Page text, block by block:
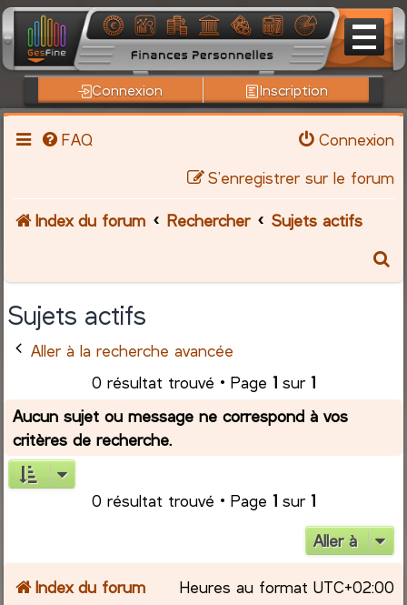
Connexion Inscription
FAQ
Connexion
S’enregistrer sur le forum
Index du forum Rechercher
Sujets actifs
e
r
Sujets actifs
Aller à la recherche avancée
0 résultat trouvé • Page 1 sur 1
Aucun sujet ou message ne correspond à vos
critères de recherche.
0 résultat trouvé • Page 1 sur 1
Aller à
Index du forum Heures au format UTC+02:00